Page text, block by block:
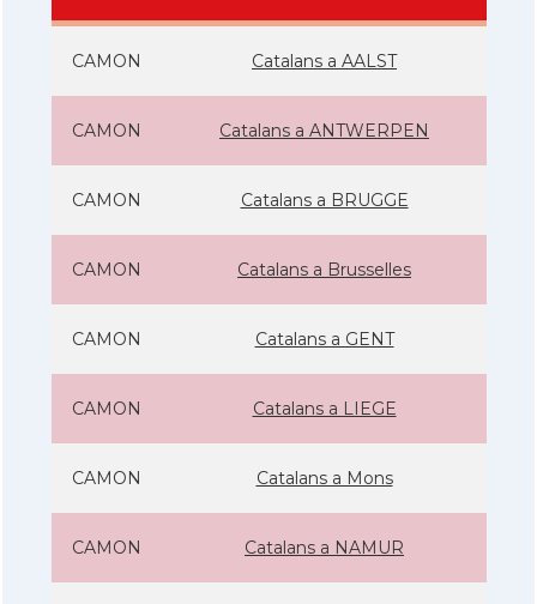
CAMON Catalans a AALST
CAMON Catalans a ANTWERPEN
CAMON Catalans a BRUGGE
CAMON Catalans a Brusselles
CAMON Catalans a GENT
CAMON Catalans a LIEGE
CAMON Catalans a Mons
CAMON Catalans a NAMUR